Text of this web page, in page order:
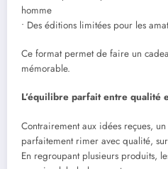
homme
• Des éditions limitées pour les
Ce format permet de faire un
mémorable.
L’équilibre parfait entre qualité
Contrairement aux idées reçues,
parfaitement rimer avec qualité,
En regroupant plusieurs produits,